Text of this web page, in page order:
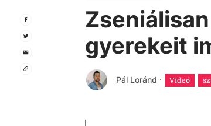
gyerekeit
Pál Loránd · Videó